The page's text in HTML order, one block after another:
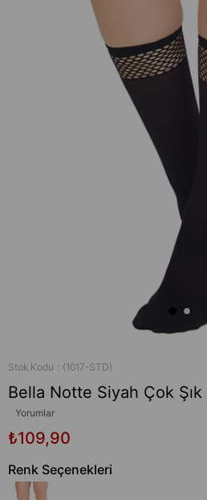
Stok Kodu (1017-STD)
Bella Notte Siyah Çok Şık
Yorumlar
₺109,90
Renk Seçenekleri